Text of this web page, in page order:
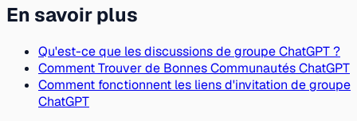
En savoir plus
Qu'est-ce que les discussions de groupe ChatGPT ?
Comment Trouver de Bonnes Communautés ChatGPT
Comment fonctionnent les liens d'invitation de groupe
ChatGPT